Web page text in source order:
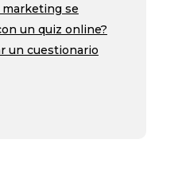
marketing se
un quiz online?
un cuestionario